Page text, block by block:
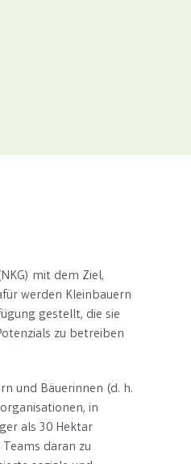
mit dem Ziel,
werden Kleinbauern
gestellt, die sie
zu betreiben
und Bäuerinnen (d. h.
in
als 30 Hektar
daran zu